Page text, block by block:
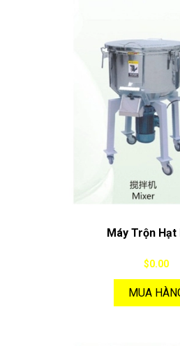
Máy Trộn Hạt
$0.00
MUA